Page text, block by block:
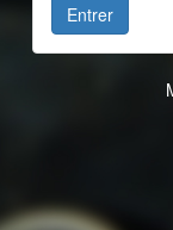
Entrer